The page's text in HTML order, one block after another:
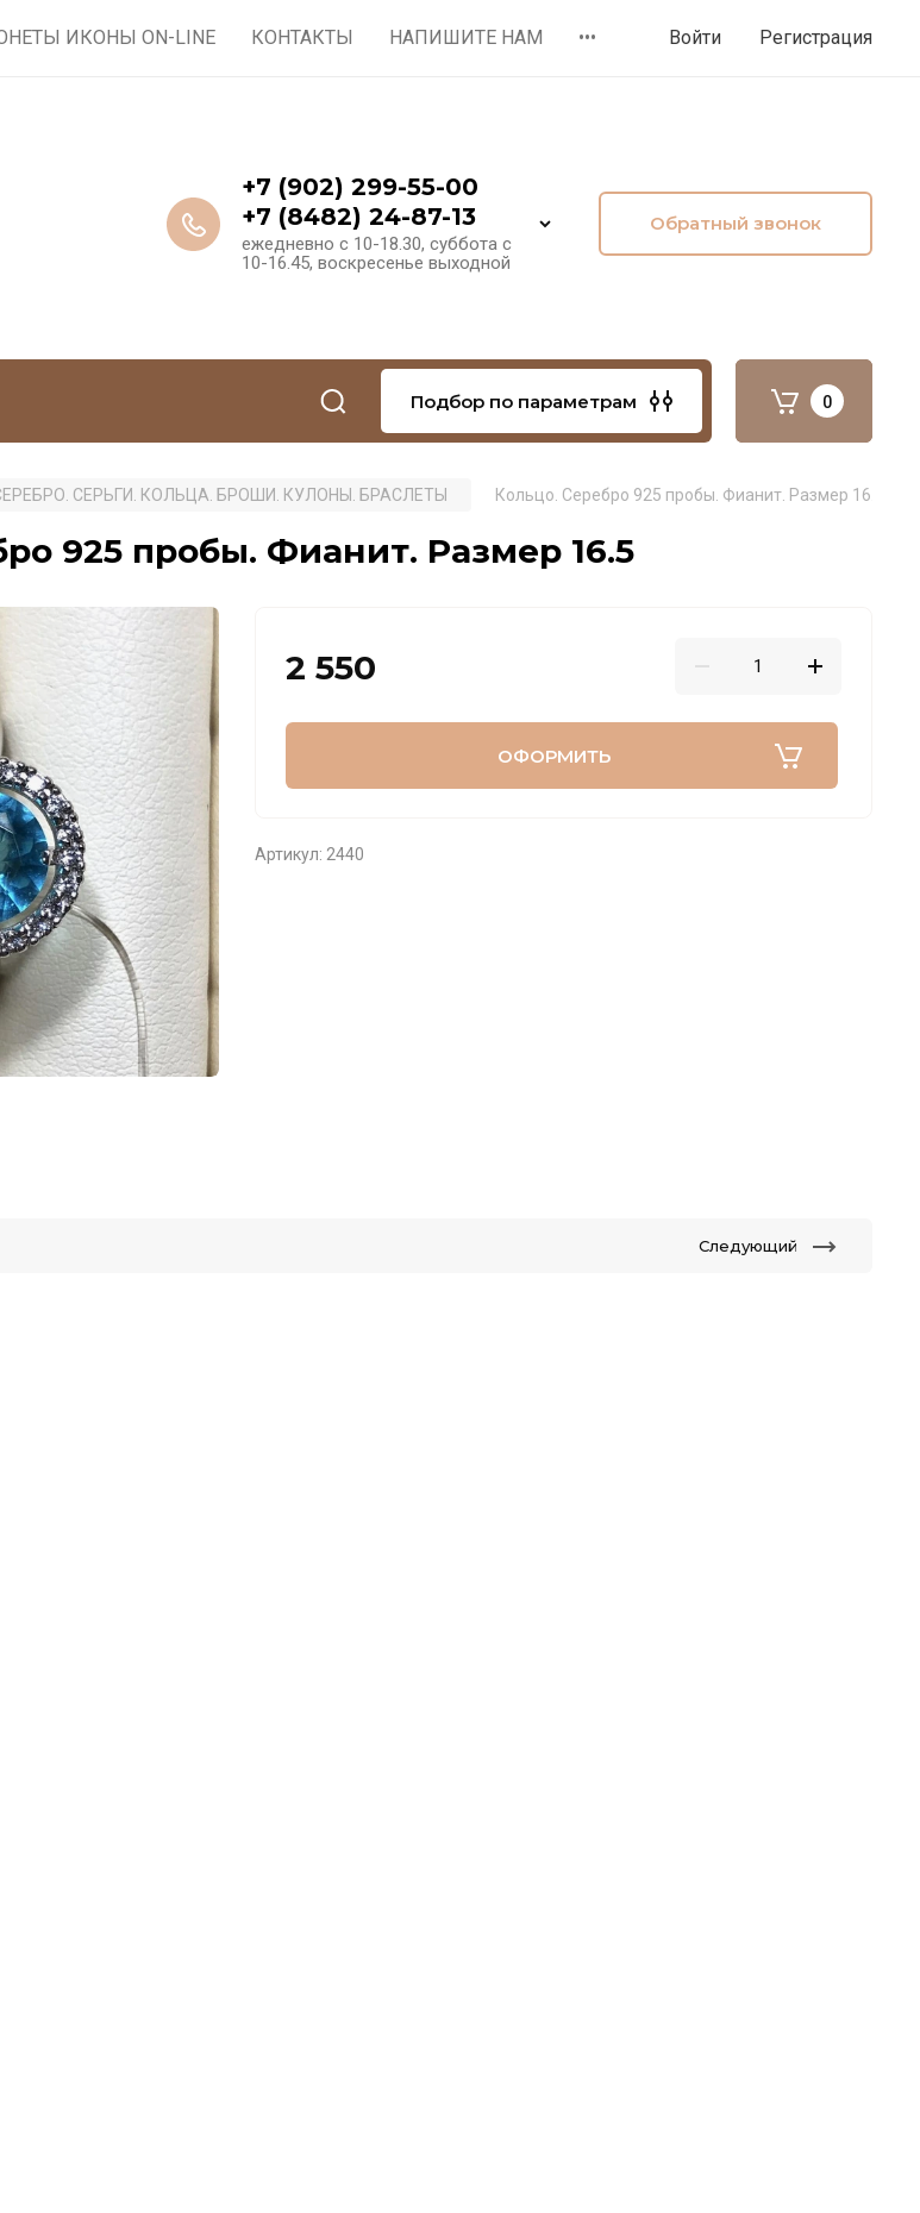
ИКОНЫ ON-LINE КОНТАКТЫ НАПИШИТЕ НАМ ••• Войти Регистрация
+7 (902) 299-55-00
+7 (8482) 24-87-13
ежедневно с 10-18.30, суббота с
10-16.45, воскресенье выходной
Обратный звонок
Подбор по параметрам 0
СЕРЬГИ. КОЛЬЦА. БРОШИ. КУЛОНЫ. БРАСЛЕТЫ Кольцо. Серебро 925 пробы. Фианит. Размер 16.5
925 пробы. Фианит. Размер 16.5
2 550
ОФОРМИТЬ
Артикул: 2440
Следующий